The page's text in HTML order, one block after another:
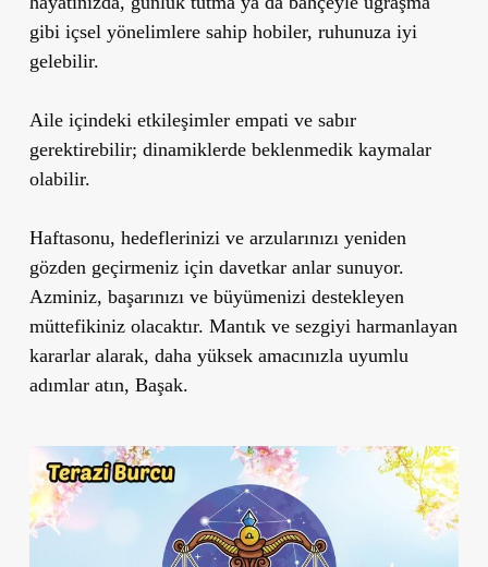
gibi içsel yönelimlere sahip hobiler, ruhunuza iyi
gelebilir.
Aile içindeki etkileşimler empati ve sabır
gerektirebilir; dinamiklerde beklenmedik kaymalar
olabilir.
Haftasonu, hedeflerinizi ve arzularınızı yeniden
gözden geçirmeniz için davetkar anlar sunuyor.
Azminiz, başarınızı ve büyümenizi destekleyen
müttefikiniz olacaktır. Mantık ve sezgiyi harmanlayan
kararlar alarak, daha yüksek amacınızla uyumlu
adımlar atın, Başak.